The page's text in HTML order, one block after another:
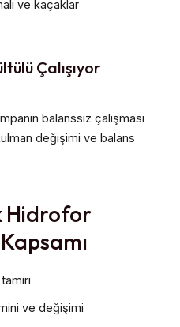
ve kaçaklar
Çalışıyor
balanssız çalışması
değişimi ve balans
Hidrofor
ve değişimi